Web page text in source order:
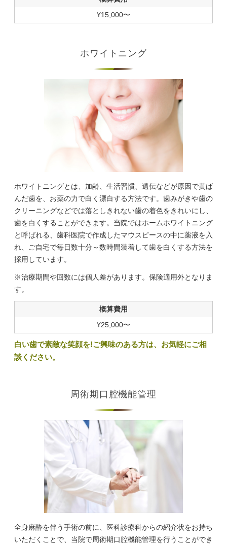
¥15,000〜
ホワイトニング
ホワイトニングとは、加齢、生活習慣、遺伝などが原因で黄ば
んだ歯を、お薬の力で白く漂白する方法です。歯みがきや歯の
クリーニングなどでは落としきれない歯の着色をきれいにし、
歯を白くすることができます。当院ではホームホワイトニング
と呼ばれる、歯科医院で作成したマウスピースの中に薬液を入
れ、ご自宅で毎日数十分～数時間装着して歯を白くする方法を
採用しています。
※治療期間や回数には個人差があります。保険適用外となりま
す。
概算費用
¥25,000〜
白い歯で素敵な笑顔を!ご興味のある方は、お気軽にご相
談ください。
周術期口腔機能管理
全身麻酔を伴う手術の前に、医科診療科からの紹介状をお持ち
いただくことで、当院で周術期口腔機能管理を行うことができ